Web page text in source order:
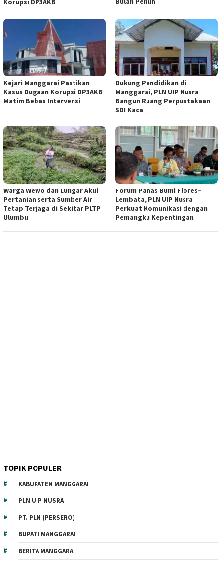
Korupsi DP3AKB
Kejari Manggarai Pastikan
Kasus Dugaan Korupsi DP3AKB
Matim Bebas Intervensi
Dukung Pendidikan di
Manggarai, PLN UIP Nusra
Bangun Ruang Perpustakaan
SDI Kaca
Warga Wewo dan Lungar Akui
Pertanian serta Sumber Air
Tetap Terjaga di Sekitar PLTP
Ulumbu
Forum Panas Bumi Flores–
Lembata, PLN UIP Nusra
Perkuat Komunikasi dengan
Pemangku Kepentingan
TOPIK POPULER
KABUPATEN MANGGARAI
PLN UIP NUSRA
PT. PLN (PERSERO)
BUPATI MANGGARAI
BERITA MANGGARAI